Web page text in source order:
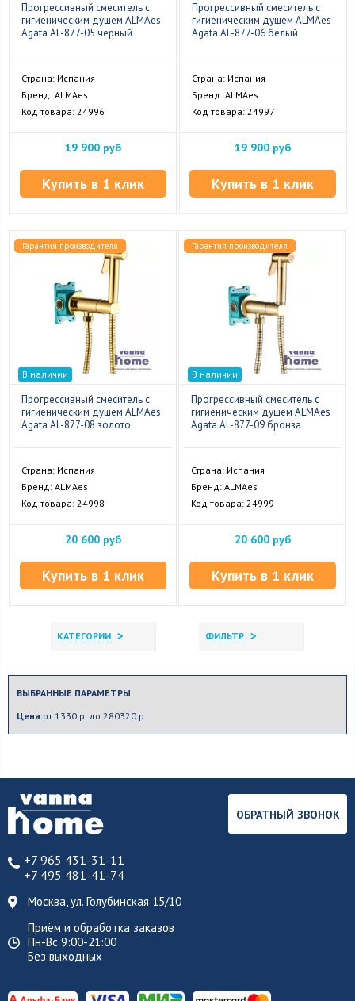
Прогрессивный смеситель с
гигиеническим душем ALMAes
Agata AL-877-05 черный
Страна: Испания
Бренд: ALMAes
Код товара: 24996
19 900 руб
Купить в 1 клик
Прогрессивный смеситель с
гигиеническим душем ALMAes
Agata AL-877-06 белый
Страна: Испания
Бренд: ALMAes
Код товара: 24997
19 900 руб
Купить в 1 клик
Гарантия производителя
В наличии
Прогрессивный смеситель с
гигиеническим душем ALMAes
Agata AL-877-08 золото
Страна: Испания
Бренд: ALMAes
Код товара: 24998
20 600 руб
Купить в 1 клик
Гарантия производителя
В наличии
Прогрессивный смеситель с
гигиеническим душем ALMAes
Agata AL-877-09 бронза
Страна: Испания
Бренд: ALMAes
Код товара: 24999
20 600 руб
Купить в 1 клик
КАТЕГОРИИ > ФИЛЬТР >
ВЫБРАННЫЕ ПАРАМЕТРЫ
Цена:от 1330 р. до 280320 р.
+7 965 431-31-11
+7 495 481-41-74
Москва, ул. Голубинская 15/10
Приём и обработка заказов
Пн-Вс 9:00-21:00
Без выходных
ОБРАТНЫЙ ЗВОНОК